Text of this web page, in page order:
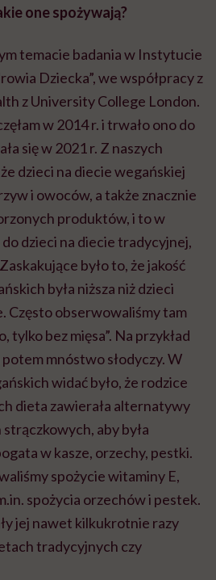
one spożywają?
temacie badania w Instytucie
Dziecka”, we współpracy z
z University College London.
w 2014 r. i trwało ono do
się w 2021 r. Z naszych
dzieci na diecie wegańskiej
i owoców, a także znacznie
produktów, i to w
dzieci na diecie tradycyjnej,
było to, że jakość
była niższa niż dzieci
Często obserwowaliśmy tam
tylko bez mięsa”. Na przykład
mnóstwo słodyczy. W
widać było, że rodzice
dieta zawierała alternatywy
aby była
w kasze, orzechy, pestki.
spożycie witaminy E,
spożycia orzechów i pestek.
jej nawet kilkukrotnie razy
tradycyjnych czy